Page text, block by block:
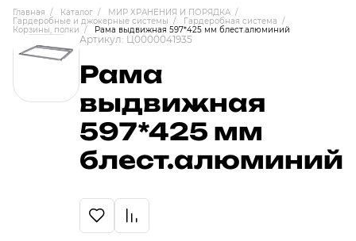
8 (4242) 30-00-27
8 (4242) 30-00-72
Главная / Каталог / МИР ХРАНЕНИЯ И ПОРЯДКА /
Гардеробные и джокерные системы / Гардеробная система /
Корзины, полки / Рама выдвижная 597*425 мм блест.алюминий
Артикул: Ц0000041935
Рама
выдвижная
597*425 мм
блест.алюминий